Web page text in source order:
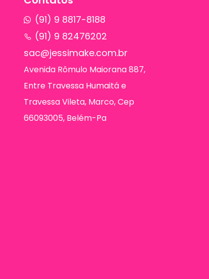
(91) 9 8817-8188
(91) 9 82476202
sac@jessimake.com.br
Avenida Rômulo Maiorana 887,
Entre Travessa Humaitá e
Travessa Vileta, Marco, Cep
66093005, Belém-Pa